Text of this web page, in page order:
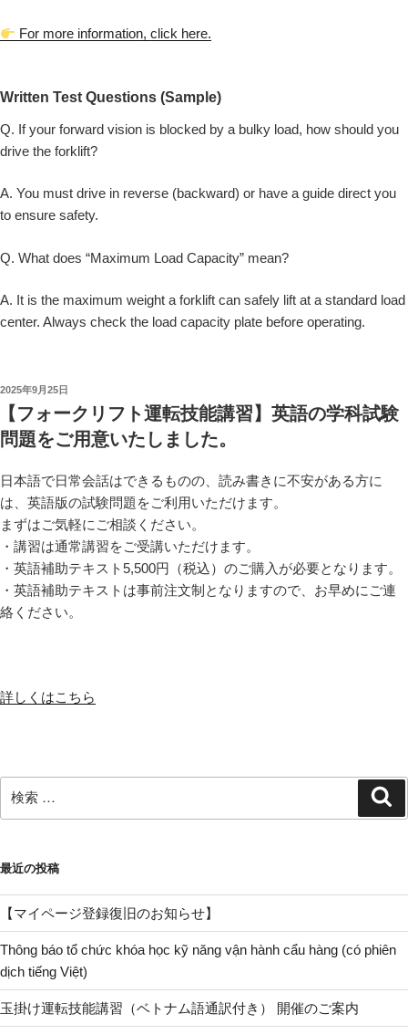
For more information, click here.
Written Test Questions (Sample)
Q. If your forward vision is blocked by a bulky load, how should you
drive the forklift?
A. You must drive in reverse (backward) or have a guide direct you
to ensure safety.
Q. What does “Maximum Load Capacity” mean?
A. It is the maximum weight a forklift can safely lift at a standard load
center. Always check the load capacity plate before operating.
投
日:
2025年9月25日
フォークリフト運転技能講習】英語の学科試験
問題をご用意いたしました。
日本語で日常会話はできるものの、読み書きに不安がある方に
は、英語版の試験問題をご利用いただけます。
まずはご気軽にご相談ください。
・講習は通常講習をご受講いただけます。
・英語補助テキスト5,500円（税込）のご購入が必要となります。
・英語補助テキストは事前注文制となりますので、お早めにご連
絡ください。
詳しくはこちら
索:
最近の投稿
【マイページ登録復旧のお知らせ】
Thông báo tổ chức khóa học kỹ năng vận hành cẩu hàng (có phiên
dịch tiếng Việt)
玉掛け運転技能講習（ベトナム語通訳付き） 開催のご案内